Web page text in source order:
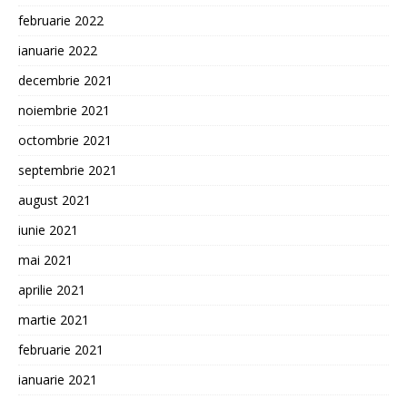
februarie 2022
ianuarie 2022
decembrie 2021
noiembrie 2021
octombrie 2021
septembrie 2021
august 2021
iunie 2021
mai 2021
aprilie 2021
martie 2021
februarie 2021
ianuarie 2021